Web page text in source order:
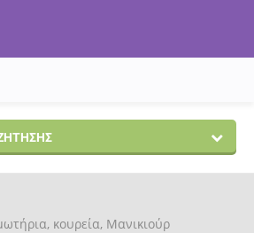
κουρεία, Μανικιούρ